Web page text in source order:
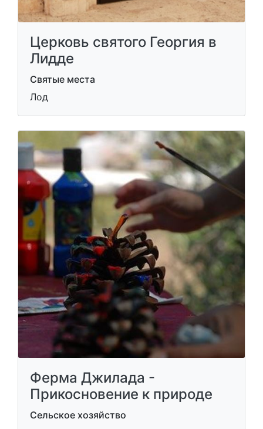
Церковь святого Георгия в
Лидде
Святые места
Лод
Ферма Джилада -
Прикосновение к природе
Сельское хозяйство